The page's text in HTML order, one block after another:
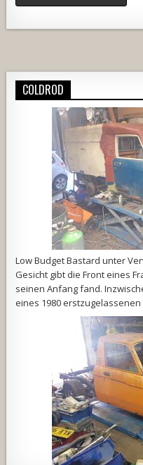
COLDROD
Low Budget Bastard unter
Gesicht gibt die Front eines
seinen Anfang fand.
eines 1980 erstzugelassenen